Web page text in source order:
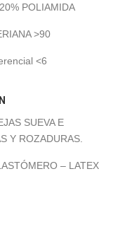
POLIAMIDA
>90
<6
SUEVA E
Y ROZADURAS.
– LATEX